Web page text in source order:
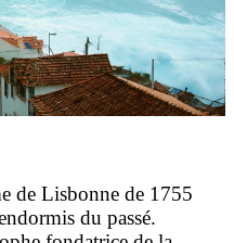
de Lisbonne de 1755
du passé.